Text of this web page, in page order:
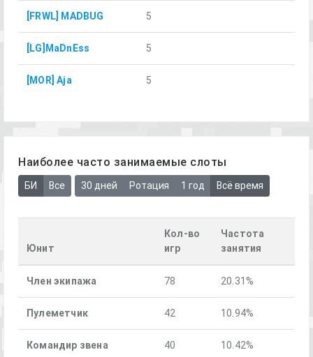
[FRWL] MADBUG 5
[LG]MaDnEss 5
[MOR] Aja 5
Наиболее часто занимаемые слоты
БИ Все 30 дней Ротация 1 год Всё время
Юнит
Кол-во
игр
Частота
занятия
Член экипажа 78 20.31%
Пулеметчик 42 10.94%
Командир звена 40 10.42%